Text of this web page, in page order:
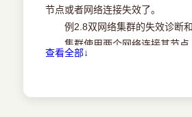
1.5.1 性能度量和可扩展性分析
1.5.2 容错和系统可用性
1.5.3 网络威胁与数据完整性
1.5.4 分布式计算中的节能
节点或者网络连接失效了。
例2.8双网络集群的失效诊断
集群使用两个网络连接其节点
被指定为主节点（master node）
（每10秒）发送心跳消息至主节
查看全部↓